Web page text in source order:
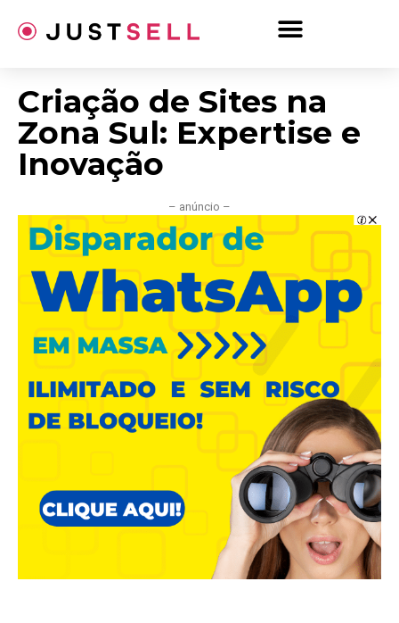
para
Criação de Sites na
Zona Sul: Expertise e
Inovação
– anúncio –